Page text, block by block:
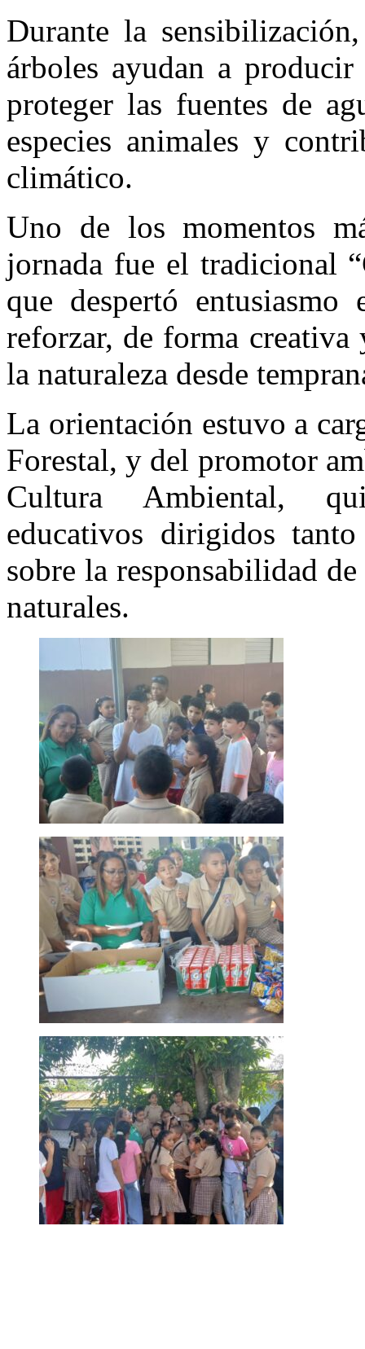
Durante la
árboles ayudan a
proteger las fuentes de
especies animales y
climático.
Uno de los momentos
jornada fue el tradicional
que despertó
reforzar, de forma
la naturaleza desde
La orientación estuvo a
Forestal, y del promotor
Cultura Ambiental,
educativos dirigidos
sobre la responsabilidad
naturales.